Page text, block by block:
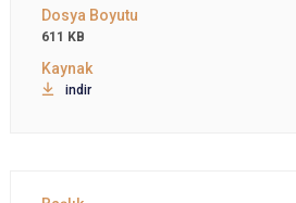
611 KB
indir